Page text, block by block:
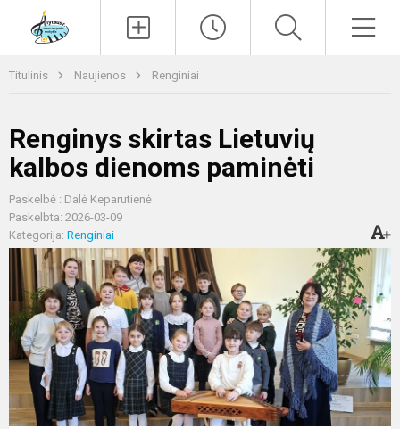
Titulinis Naujienos Renginiai
Renginys skirtas Lietuvių
kalbos dienoms paminėti
Paskelbė : Dalė Keparutienė
Paskelbta: 2026-03-09
Kategorija: Renginiai